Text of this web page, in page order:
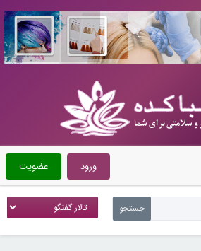
عضویت ورود